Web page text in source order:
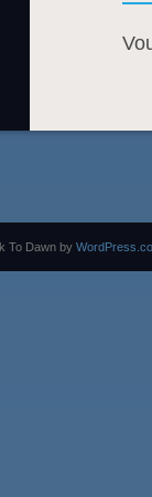
To Dawn by